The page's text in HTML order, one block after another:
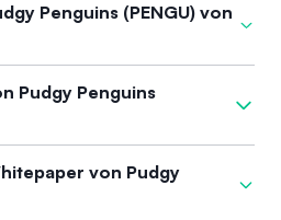
Penguins (PENGU) von
anderen Tokens abhebt, ist seine
und eine engagierte
NFT-Märkte hinaus aktiv
Anerkennung, was es als
entwickelnden Web3-Umfeld
Pudgy Penguins
ermöglicht es den Inhabern,
die Freude, Memes und
Außerdem können NFT-
von Pudgy